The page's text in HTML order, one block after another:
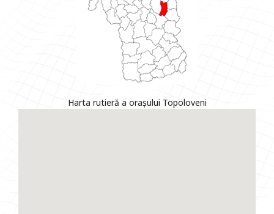
Harta rutieră a orașului Topoloveni